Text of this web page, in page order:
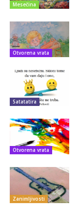
Mesečina
Otvorena vrata
Satatatira
Otvorena vrata
Zanimljivosti